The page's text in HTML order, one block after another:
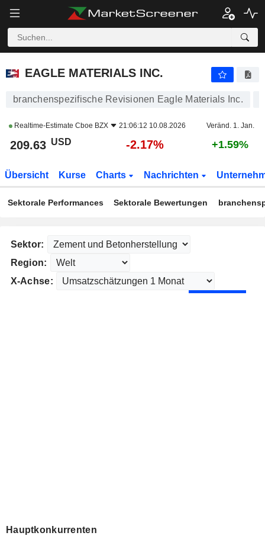
EAGLE MATERIALS INC.
EAGLE MATERIALS INC.
branchenspezifische Revisionen Eagle Materials Inc.
Realtime-Estimate Cboe BZX 21:06:12 10.08.2026 Veränd. 1. Jan.
209.63 USD -2.17% +1.59%
Übersicht Kurse Charts Nachrichten
Sektorale Performances Sektorale Bewertungen
Sektor:
Region:
X-Achse:
Hauptkonkurrenten